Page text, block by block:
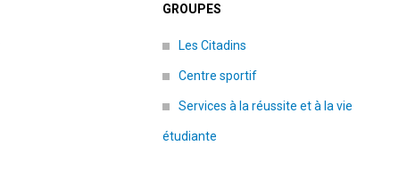
GROUPES
Les Citadins
Centre sportif
Services à la réussite et à la vie
étudiante